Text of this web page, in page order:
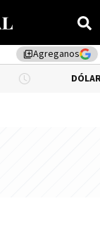
library_addAgreganos
DÓLAR BNA